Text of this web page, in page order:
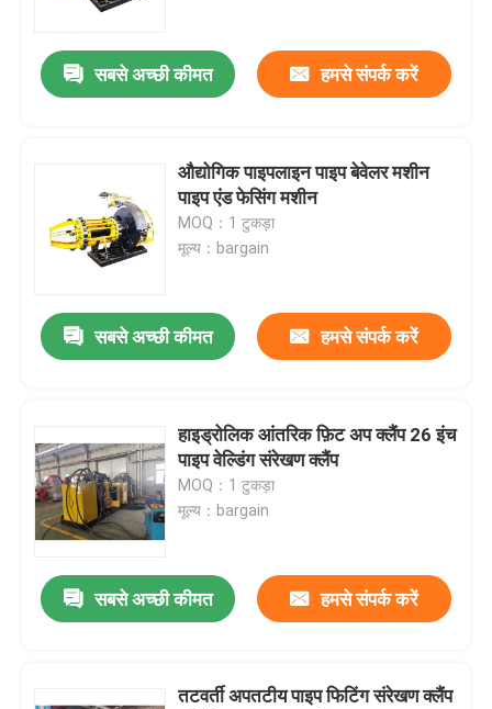
सबसे अच्छी कीमत हमसे संपर्क करें
औद्योगिक पाइपलाइन पाइप बेवेलर मशीन
पाइप एंड फेसिंग मशीन
MOQ：1 टुकड़ा
मूल्य：bargain
सबसे अच्छी कीमत हमसे संपर्क करें
हाइड्रोलिक आंतरिक फ़िट अप क्लैंप 26 इंच
पाइप वेल्डिंग संरेखण क्लैंप
MOQ：1 टुकड़ा
मूल्य：bargain
सबसे अच्छी कीमत हमसे संपर्क करें
तटवर्ती अपतटीय पाइप फिटिंग संरेखण क्लैंप